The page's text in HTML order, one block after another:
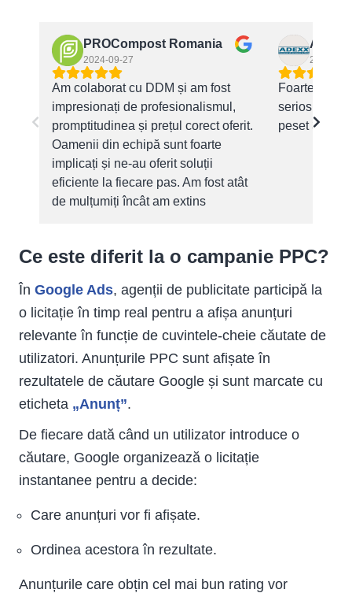
Când ar trebui să alegi publicitatea PPC?
Cum poți gestiona eficient campaniile PPC?
PROCompost Romania
2024-09-27
Am colaborat cu DDM și am fost
impresionați de profesionalismul,
promptitudinea și prețul corect oferit.
Oamenii din echipă sunt foarte
implicați și ne-au oferit soluții
eficiente la fiecare pas. Am fost atât
de mulțumiți încât am extins
expertiza lor. O echipă dedicată, pe
pentru rezultate excelente și o
colaborare de succes!
Adexx
2024-11-
Foarte
seriosi tinerii
peset 3 ani,
Ce este diferit la o campanie PPC?
În Google Ads, agenții de publicitate participă la
o licitație în timp real pentru a afișa anunțuri
relevante în funcție de cuvintele-cheie căutate de
utilizatori. Anunțurile PPC sunt afișate în
rezultatele de căutare Google și sunt marcate cu
eticheta „Anunț”.
De fiecare dată când un utilizator introduce o
căutare, Google organizează o licitație
instantanee pentru a decide:
Care anunțuri vor fi afișate.
Ordinea acestora în rezultate.
Anunțurile care obțin cel mai bun rating vor